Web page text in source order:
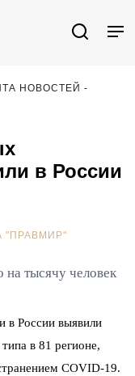
НОВОСТЕЙ -
в России
"ПРАВМИР"
на тысячу человек
в России выявили
в 81 регионе,
COVID-19.